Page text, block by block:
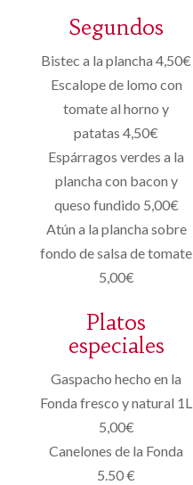
Segundos
Bistec a la plancha 4,50€
Escalope de lomo con
tomate al horno y
patatas 4,50€
Espárragos verdes a la
plancha con bacon y
queso fundido 5,00€
Atún a la plancha sobre
fondo de salsa de tomate
5,00€
Platos
especiales
Gaspacho hecho en la
Fonda fresco y natural 1L
5,00€
Canelones de la Fonda
5.50 €